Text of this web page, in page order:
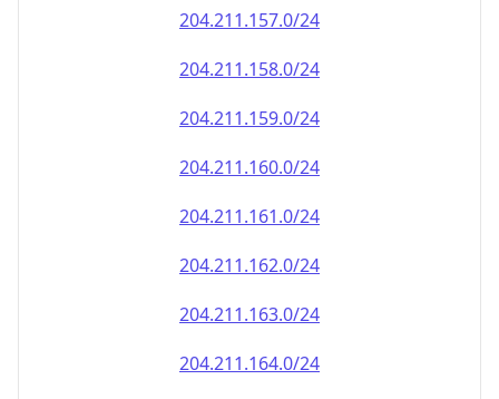
204.211.157.0/24
204.211.158.0/24
204.211.159.0/24
204.211.160.0/24
204.211.161.0/24
204.211.162.0/24
204.211.163.0/24
204.211.164.0/24